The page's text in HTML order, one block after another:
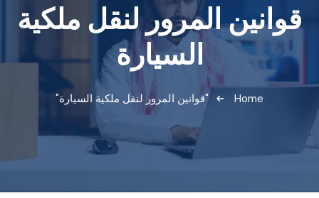
قوانين المرور لنقل ملكية
السيارة
Home "قوانين المرور لنقل ملكية السيارة"